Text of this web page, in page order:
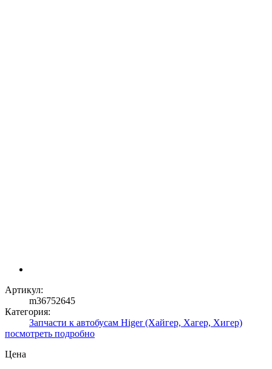
Артикул:
m36752645
Категория:
Запчасти к автобусам Higer (Хайгер, Хагер, Хигер)
посмотреть подробно
Цена